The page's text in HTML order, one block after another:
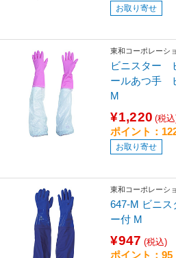
お取り寄せ
東和コーポレーシ
ビニスター
ールあつ手
M
¥1,220 (税
ポイント：
お取り寄せ
東和コーポレーシ
647-M ビニ
ー付 M
¥947 (税込)
ポイント：95